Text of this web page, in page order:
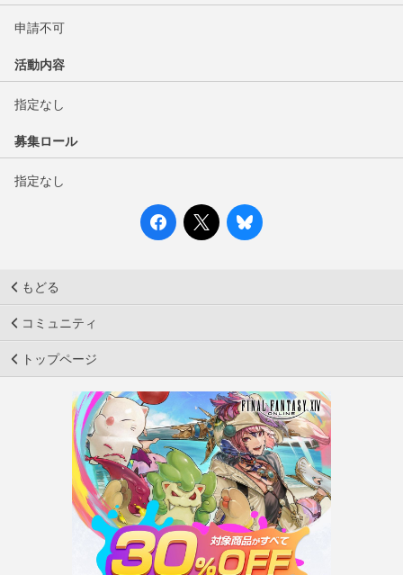
申請不可
活動内容
指定なし
募集ロール
指定なし
もどる
コミュニティ
トップページ